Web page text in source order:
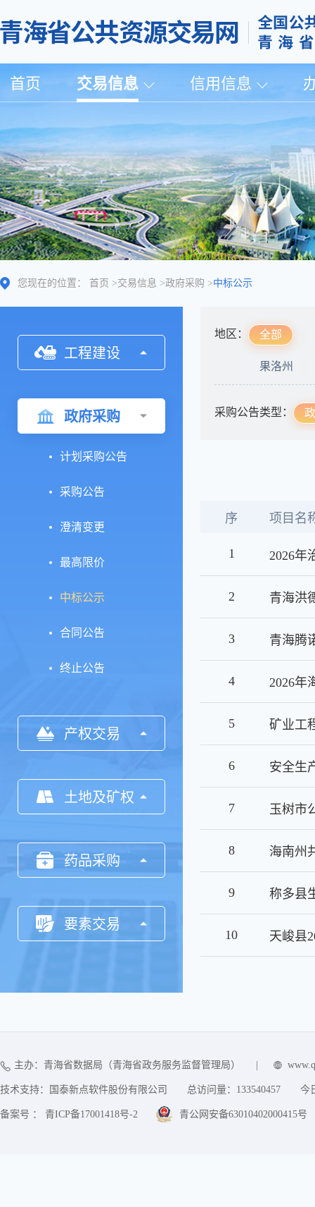
首页 交易信息 信用信息
您现在的位置： 首页 >交易信息 >政府采购 >中标公示
工程建设
政府采购
计划采购公告
采购公告
澄清变更
最高限价
中标公示
合同公告
终止公告
产权交易
土地及矿权
药品采购
要素交易
地区： 全部
果洛州
采购公告类型：
序 项目名
1
2
3
4
5 矿业工
6 安全生
7 玉树市
8
9
10
主办：青海省数据局（青海省政务服务监督管理局）
技术支持：国泰新点软件股份有限公司 总访问量： 133540457 今
备案号 ： 青ICP备17001418号-2 青公网安备63010402000415号